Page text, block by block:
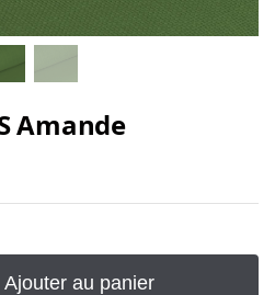
Amande
Ajouter au panier